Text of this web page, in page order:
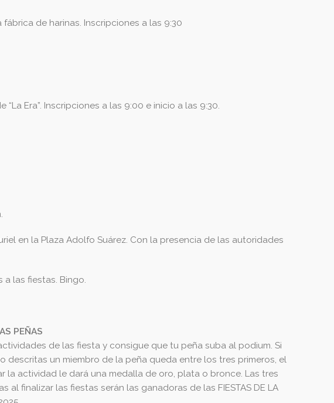
de harinas. Inscripciones a las 9:30
Era”. Inscripciones a las 9:00 e inicio a las 9:30.
en la Plaza Adolfo Suárez. Con la presencia de las autoridades
a las fiestas. Bingo.
PEÑAS
de las fiesta y consigue que tu peña suba al podium. Si
descritas un miembro de la peña queda entre los tres primeros, el
la actividad le dará una medalla de oro, plata o bronce. Las tres
al finalizar las fiestas serán las ganadoras de las FIESTAS DE LA